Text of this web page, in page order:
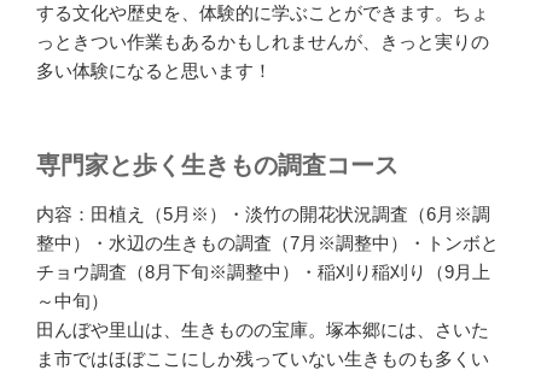
する文化や歴史を、体験的に学ぶことができます。ちょ
っときつい作業もあるかもしれませんが、きっと実りの
多い体験になると思います！
専門家と歩く生きもの調査コース
内容：田植え（5月※）・淡竹の開花状況調査（6月※調
整中）・水辺の生きもの調査（7月※調整中）・トンボと
チョウ調査（8月下旬※調整中）・稲刈り稲刈り（9月上
～中旬）
田んぼや里山は、生きものの宝庫。塚本郷には、さいた
ま市ではほぼここにしか残っていない生きものも多くい